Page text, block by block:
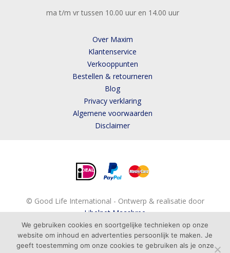
ma t/m vr tussen 10.00 uur en 14.00 uur
Over Maxim
Klantenservice
Verkooppunten
Bestellen & retourneren
Blog
Privacy verklaring
Algemene voorwaarden
Disclaimer
© Good Life International - Ontwerp & realisatie door
Libelnet Maasbree
BESTELLEN ADVIES
We gebruiken cookies en soortgelijke technieken op onze
website om inhoud en advertenties persoonlijk te maken. Je
geeft toestemming om onze cookies te gebruiken als je onze